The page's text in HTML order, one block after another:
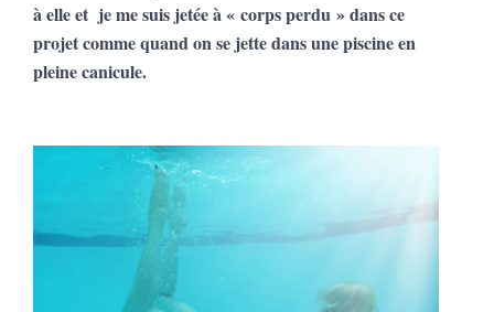
à elle et je me suis jetée à « corps perdu » dans ce
projet comme quand on se jette dans une piscine en
pleine canicule.